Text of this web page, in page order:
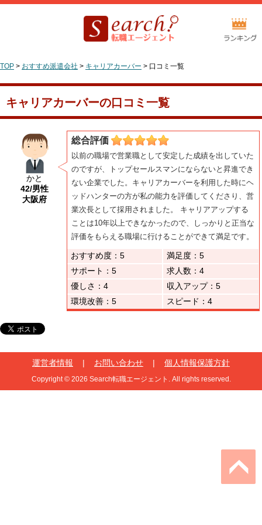
TOP > おすすめ派遣会社 > キャリアカーバー > 口コミ一覧
キャリアカーバーの口コミ一覧
かと
42/男性
大阪府
総合評価
以前の職場で営業職として安定した成績を出していた
のですが、トップセールスマンにならないと昇進でき
ない企業でした。キャリアカーバーを利用した時にヘ
ッドハンターの方が私の能力を評価してくださり、営
業次長として採用されました。 キャリアアップする
ことは10年以上できなかったので、しっかりと正当な
評価をもらえる職場に行けることができて満足です。
おすすめ度：5
満足度：5
サポート：5
求人数：4
優しさ：4
収入アップ：5
環境改善：5
スピード：4
運営者情報 | お問い合わせ | 個人情報保護方針
Copyright © 2026 Search転職エージェント. All rights reserved.